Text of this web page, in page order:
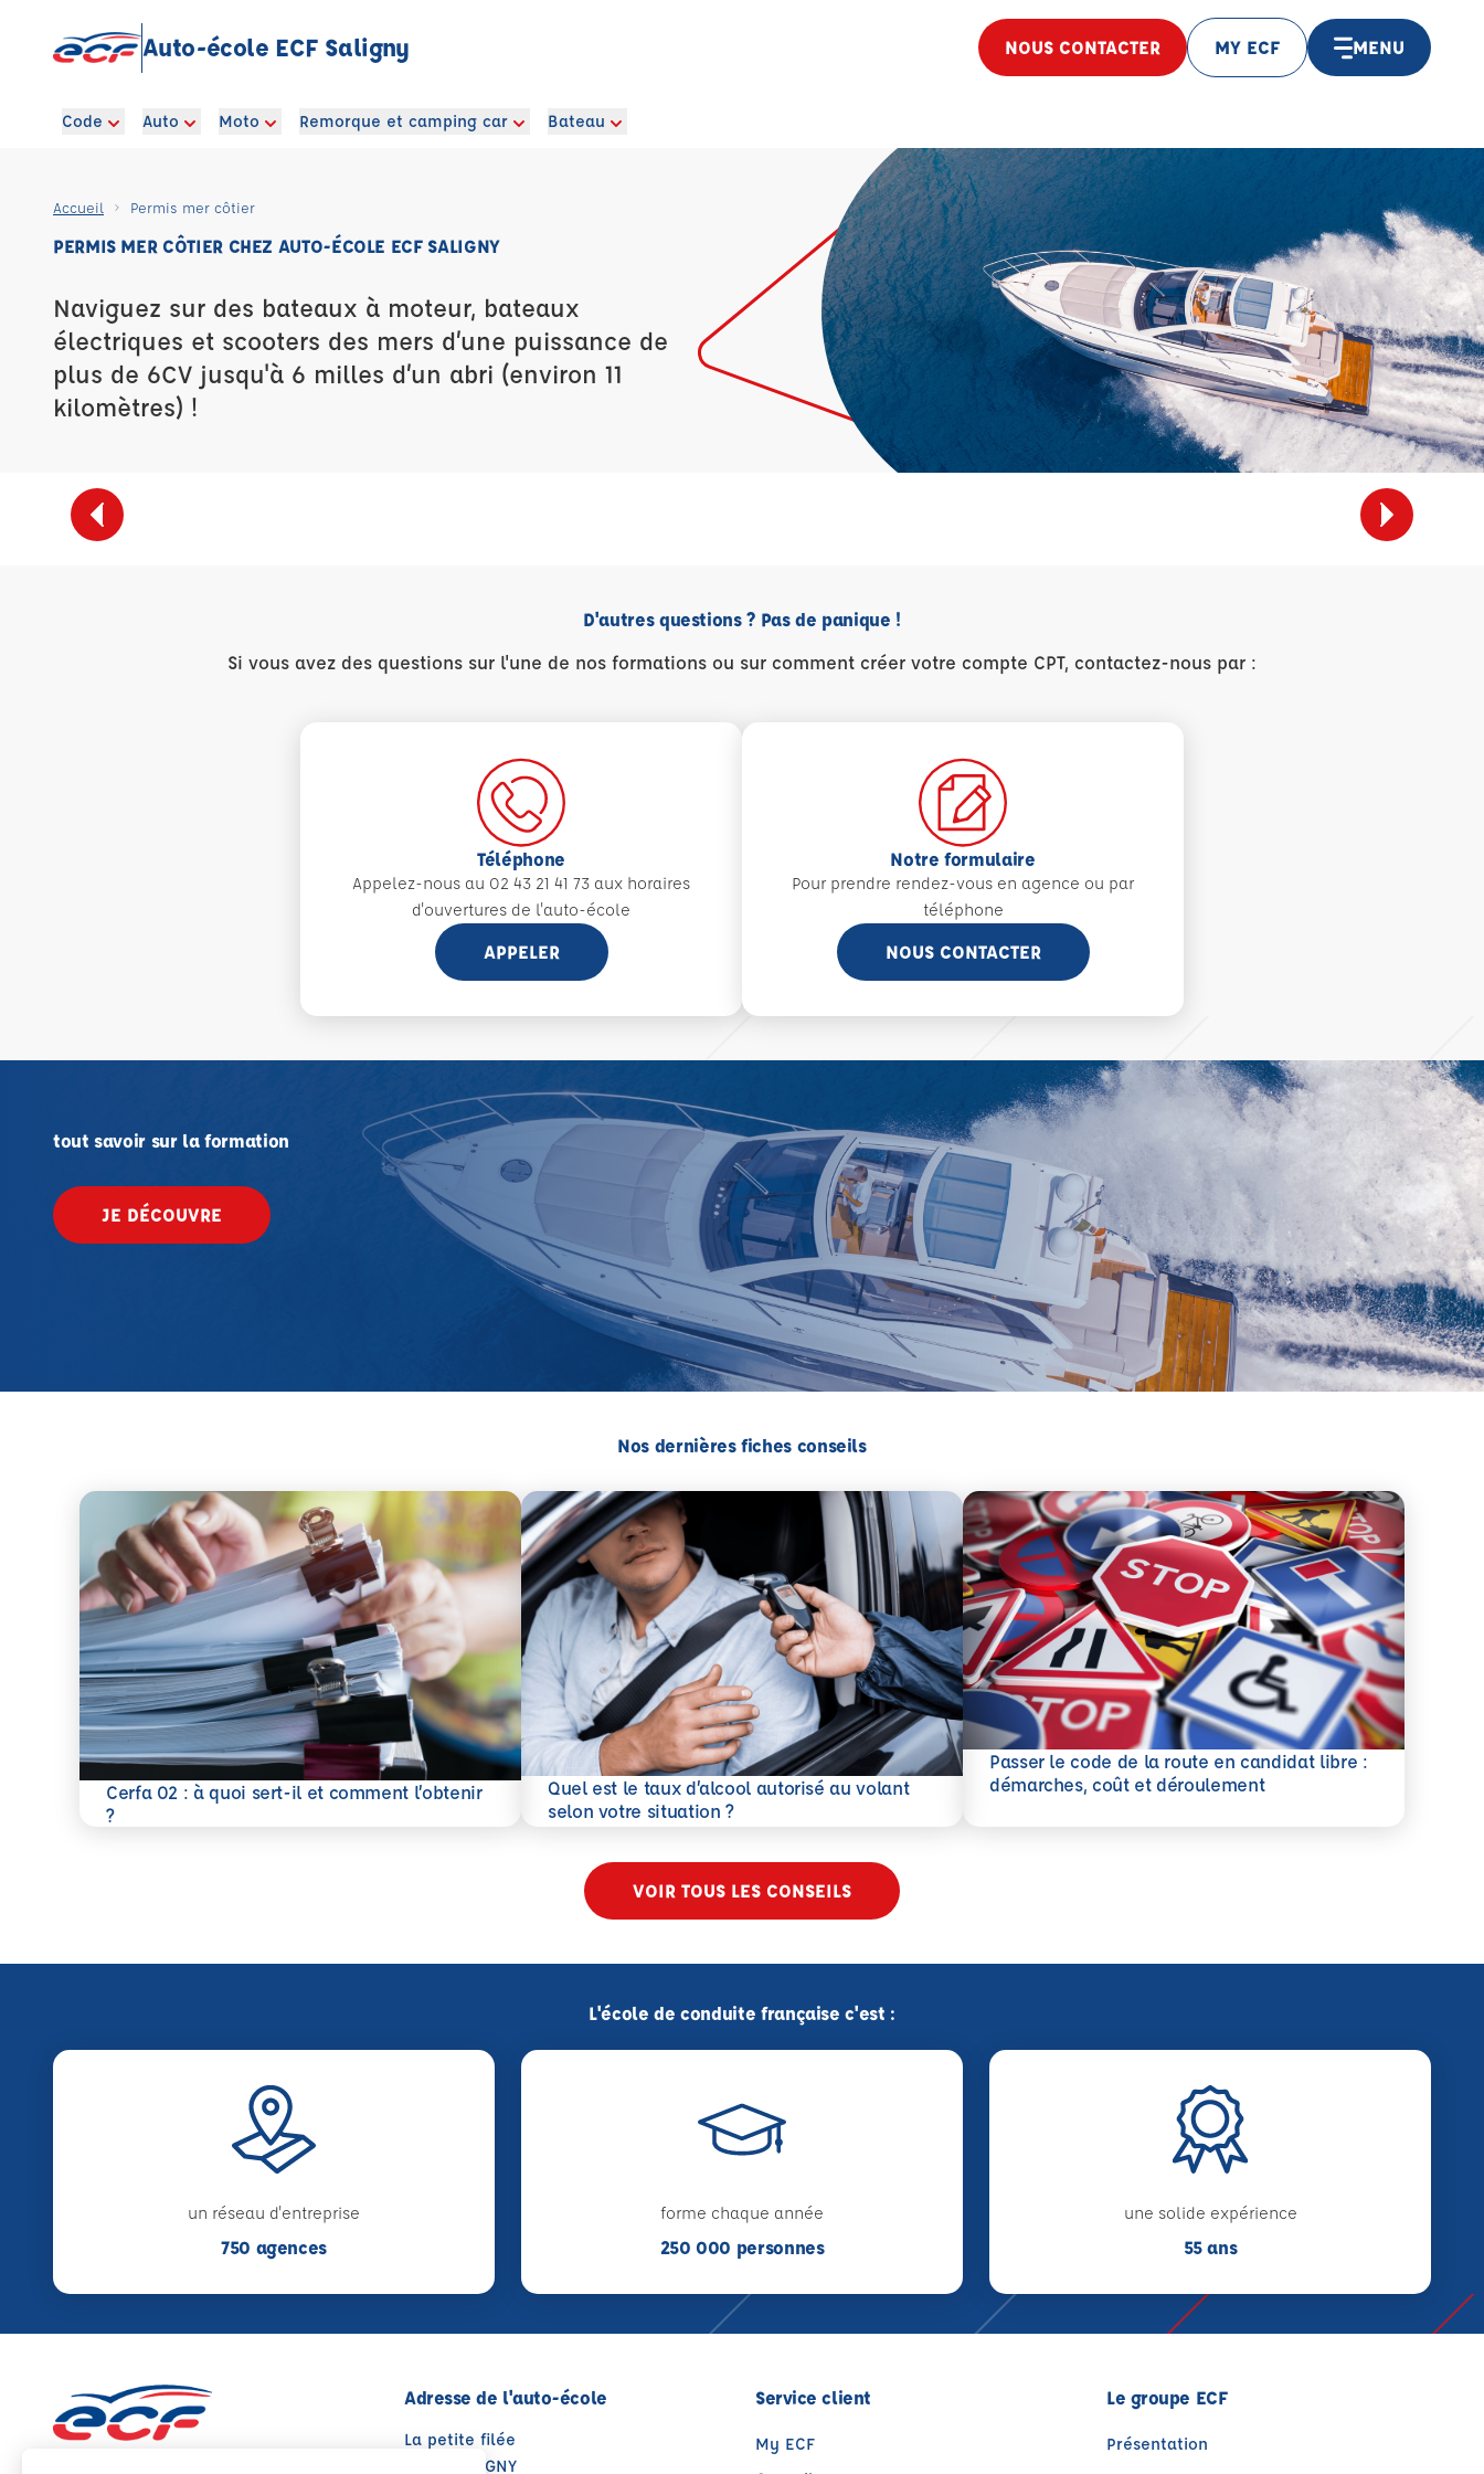
Auto-école ECF Saligny NOUS CONTACTER MY ECF MENU
Code Auto Moto Remorque et camping car Bateau
Accueil Permis mer côtier
PERMIS MER CÔTIER CHEZ AUTO-ÉCOLE ECF SALIGNY
Naviguez sur des bateaux à moteur, bateaux
électriques et scooters des mers d’une puissance de
plus de 6CV jusqu'à 6 milles d’un abri (environ 11
kilomètres) !
D'autres questions ? Pas de panique !
Si vous avez des questions sur l'une de nos formations ou sur comment créer votre compte CPT, contactez-nous par :
Téléphone
Appelez-nous au 02 43 21 41 73 aux horaires
d'ouvertures de l'auto-école
APPELER
Notre formulaire
Pour prendre rendez-vous en agence ou par
téléphone
NOUS CONTACTER
tout savoir sur la formation
JE DÉCOUVRE
Nos dernières fiches conseils
Cerfa 02 : à quoi sert-il et comment l’obtenir
?
En savoir plus
Quel est le taux d’alcool autorisé au volant
selon votre situation ?
En savoir plus
Passer le code de la route en candidat libre :
démarches, coût et déroulement
En savoir plus
VOIR TOUS LES CONSEILS
L'école de conduite française c'est :
un réseau d'entreprise
750 agences
forme chaque année
250 000 personnes
une solide expérience
55 ans
Adresse de l'auto-école
La petite filée
85170 SALIGNY
Service client
My ECF
Le groupe ECF
Présentation